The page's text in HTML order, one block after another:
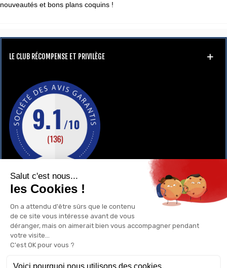
nouveautés et bons plans coquins !
LE CLUB RÉCOMPENSE ET PRIVILÈGE
UN RENSEIGNEMENT ?